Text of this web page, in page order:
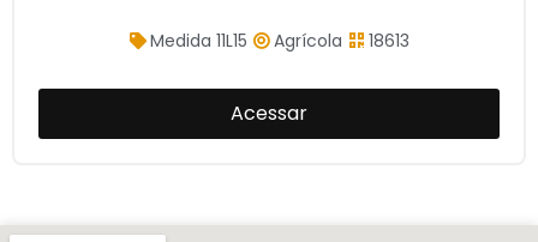
Medida 11L15 Agrícola 18613
Acessar